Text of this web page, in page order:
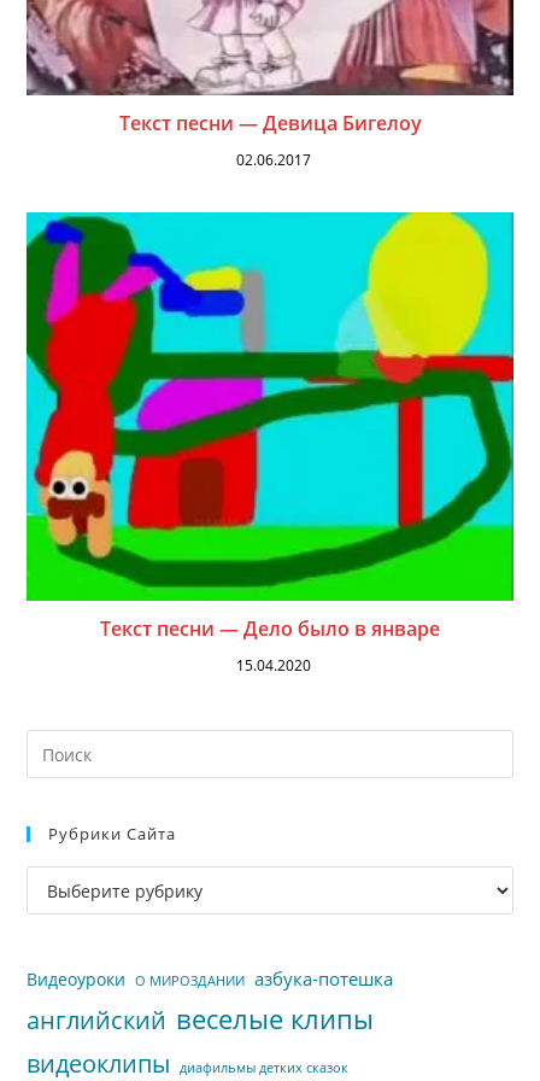
Текст песни — Девица Бигелоу
02.06.2017
Текст песни — Дело было в январе
15.04.2020
Рубрики Сайта
Рубрики
сайта
Видеоуроки О МИРОЗДАНИИ азбука-потешка
английский веселые клипы
видеоклипы диафильмы детких сказок